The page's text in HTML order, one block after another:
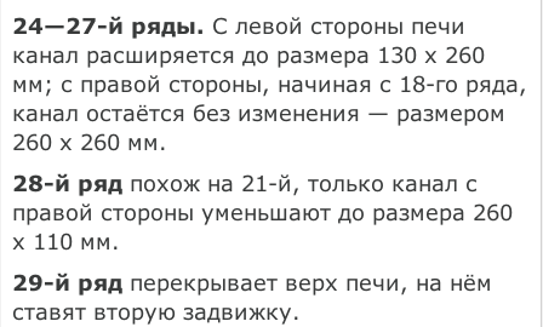
24—27-й ряды. С левой стороны печи
канал расширяется до размера 130 х 260
мм; с правой стороны, начиная с 18-го ряда,
канал остаётся без изменения — размером
260 х 260 мм.
28-й ряд похож на 21-й, только канал с
правой стороны уменьшают до размера 260
х 110 мм.
29-й ряд перекрывает верх печи, на нём
ставят вторую задвижку.